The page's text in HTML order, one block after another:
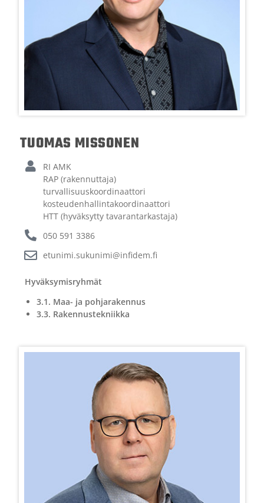
TUOMAS MISSONEN
RI AMK
RAP (rakennuttaja)
turvallisuuskoordinaattori
kosteudenhallintakoordinaattori
HTT (hyväksytty tavarantarkastaja)
050 591 3386
etunimi.sukunimi@infidem.fi
Hyväksymisryhmät
3.1. Maa- ja pohjarakennus
3.3. Rakennustekniikka